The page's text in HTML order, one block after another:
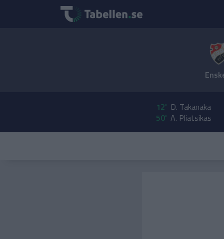
12' D. Takanaka
50' A. Pliatsikas